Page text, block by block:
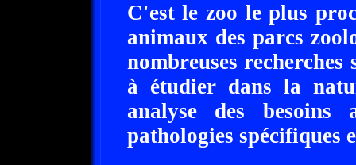
C'est le zoo le plus
animaux des parcs
nombreuses
à étudier dans la
analyse des besoins
pathologies spécifiques